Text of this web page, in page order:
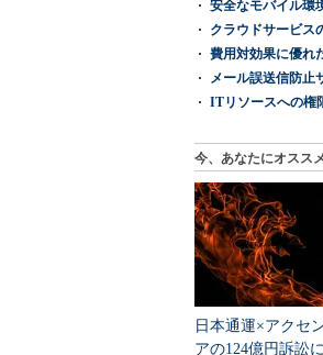
安全なモバイル環
クラウドサービス
費用対効果に優れ
メール誤送信防止
ITリソースへの権
今、あなたにオススメ
日本通運×アクセ
アの124億円訴訟